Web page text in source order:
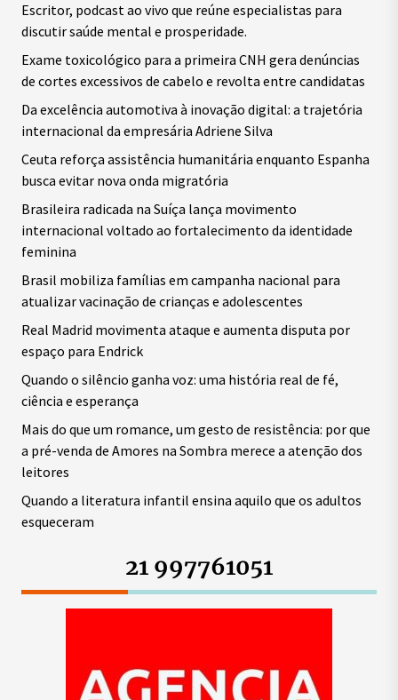
Escritor, podcast ao vivo que reúne especialistas para
discutir saúde mental e prosperidade.
Exame toxicológico para a primeira CNH gera denúncias
de cortes excessivos de cabelo e revolta entre candidatas
Da excelência automotiva à inovação digital: a trajetória
internacional da empresária Adriene Silva
Ceuta reforça assistência humanitária enquanto Espanha
busca evitar nova onda migratória
Brasileira radicada na Suíça lança movimento
internacional voltado ao fortalecimento da identidade
feminina
Brasil mobiliza famílias em campanha nacional para
atualizar vacinação de crianças e adolescentes
Real Madrid movimenta ataque e aumenta disputa por
espaço para Endrick
Quando o silêncio ganha voz: uma história real de fé,
ciência e esperança
Mais do que um romance, um gesto de resistência: por que
a pré-venda de Amores na Sombra merece a atenção dos
leitores
Quando a literatura infantil ensina aquilo que os adultos
esqueceram
21 997761051